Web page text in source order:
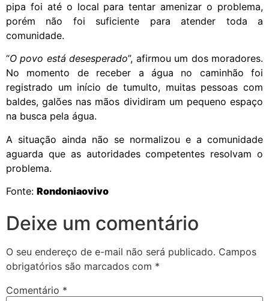
pipa foi até o local para tentar amenizar o problema,
porém não foi suficiente para atender toda a
comunidade.
“O povo está desesperado”, afirmou um dos moradores.
No momento de receber a água no caminhão foi
registrado um início de tumulto, muitas pessoas com
baldes, galões nas mãos dividiram um pequeno espaço
na busca pela água.
A situação ainda não se normalizou e a comunidade
aguarda que as autoridades competentes resolvam o
problema.
Fonte: Rondoniaovivo
Deixe um comentário
O seu endereço de e-mail não será publicado. Campos
obrigatórios são marcados com *
Comentário *